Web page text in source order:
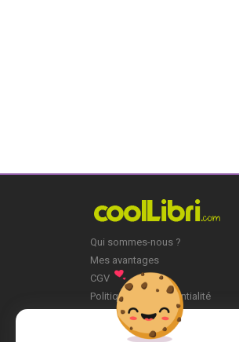
Qui sommes-nous ?
Mes avantages
CGV
Politique de Confidentialité
Mes Projets